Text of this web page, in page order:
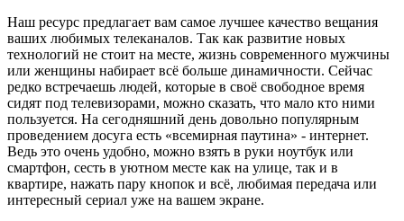
Наш ресурс предлагает вам самое лучшее качество вещания
ваших любимых телеканалов. Так как развитие новых
технологий не стоит на месте, жизнь современного мужчины
или женщины набирает всё больше динамичности. Сейчас
редко встречаешь людей, которые в своё свободное время
сидят под телевизорами, можно сказать, что мало кто ними
пользуется. На сегодняшний день довольно популярным
проведением досуга есть «всемирная паутина» - интернет.
Ведь это очень удобно, можно взять в руки ноутбук или
смартфон, сесть в уютном месте как на улице, так и в
квартире, нажать пару кнопок и всё, любимая передача или
интересный сериал уже на вашем экране.